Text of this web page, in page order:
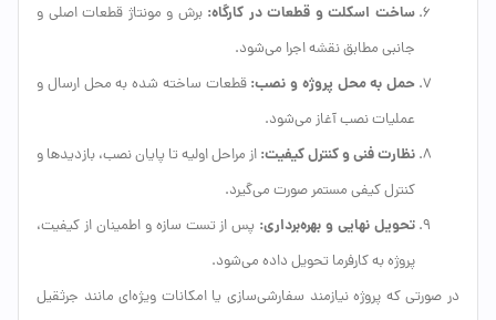
ساخت اسکلت و قطعات در کارگاه: برش و مونتاژ قطعات اصلی و
جانبی مطابق نقشه اجرا می‌شود.
حمل به محل پروژه و نصب: قطعات ساخته شده به محل ارسال و
عملیات نصب آغاز می‌شود.
نظارت فنی و کنترل کیفیت: از مراحل اولیه تا پایان نصب، بازدیدها و
کنترل کیفی مستمر صورت می‌گیرد.
تحویل نهایی و بهره‌برداری: پس از تست سازه و اطمینان از کیفیت،
پروژه به کارفرما تحویل داده می‌شود.
در صورتی که پروژه نیازمند سفارشی‌سازی یا امکانات ویژه‌ای مانند جرثقیل